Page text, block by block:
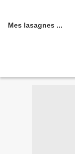
Mes lasagnes ...